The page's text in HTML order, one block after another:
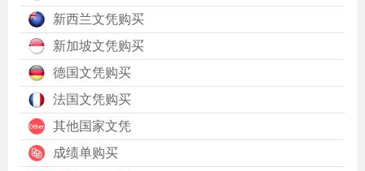
新西兰文凭购买
新加坡文凭购买
德国文凭购买
法国文凭购买
其他国家文凭
成绩单购买